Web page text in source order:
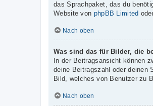
das Sprachpaket, das du
Website von phpBB Limited
Nach oben
Was sind das für Bilder, die
In der Beitragsansicht können
deine Beitragszahl oder deinen
Bild, welches von Benutzer zu
Nach oben